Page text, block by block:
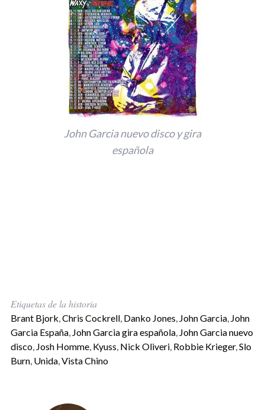
John Garcia nuevo disco y gira
española
Etiquetas de la historia
Brant Bjork,Chris Cockrell, Danko Jones, John Garcia, John
Garcia España, John Garcia gira española, John Garcia nuevo
disco, Josh Homme, Kyuss, Nick Oliveri, Robbie Krieger,Slo
Burn, Unida,Vista Chino